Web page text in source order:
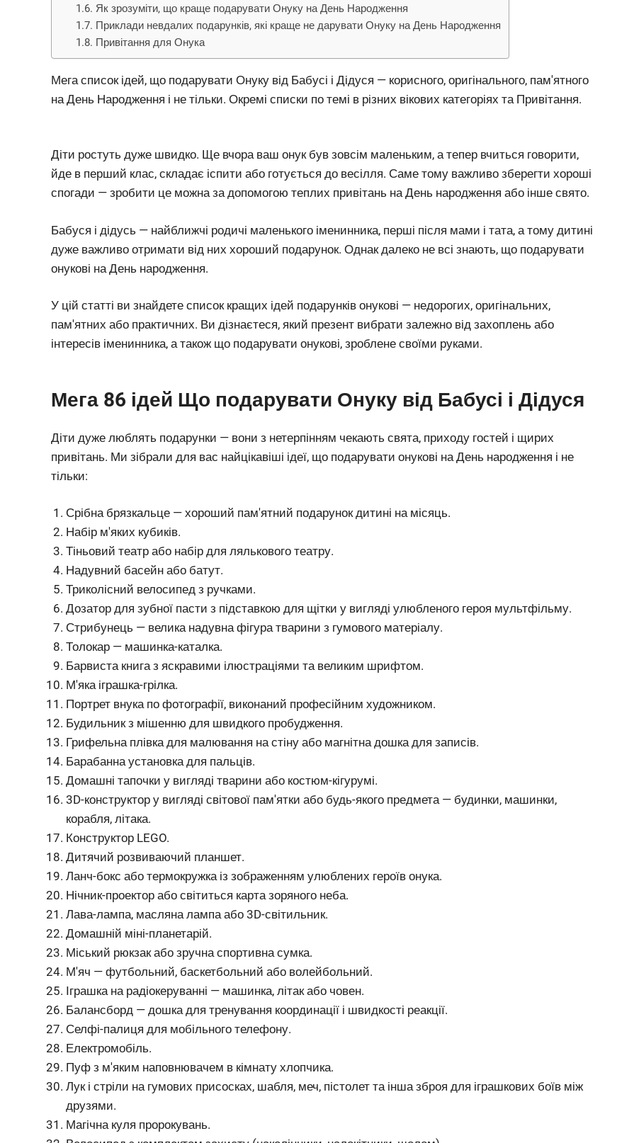
Як зрозуміти, що краще подарувати Онуку на День Народження
Приклади невдалих подарунків, які краще не дарувати Онуку на День Народження
Привітання для Онука
Мега список ідей, що подарувати Онуку від Бабусі і Дідуся — корисного, оригінального, пам'ятного
на День Народження і не тільки. Окремі списки по темі в різних вікових категоріях та Привітання.
Діти ростуть дуже швидко. Ще вчора ваш онук був зовсім маленьким, а тепер вчиться говорити,
йде в перший клас, складає іспити або готується до весілля. Саме тому важливо зберегти хороші
спогади — зробити це можна за допомогою теплих привітань на День народження або інше свято.
Бабуся і дідусь — найближчі родичі маленького іменинника, перші після мами і тата, а тому дитині
дуже важливо отримати від них хороший подарунок. Однак далеко не всі знають, що подарувати
онукові на День народження.
У цій статті ви знайдете список кращих ідей подарунків онукові — недорогих, оригінальних,
пам'ятних або практичних. Ви дізнаєтеся, який презент вибрати залежно від захоплень або
інтересів іменинника, а також що подарувати онукові, зроблене своїми руками.
Мега 86 ідей Що подарувати Онуку від Бабусі і Дідуся
Діти дуже люблять подарунки — вони з нетерпінням чекають свята, приходу гостей і щирих
привітань. Ми зібрали для вас найцікавіші ідеї, що подарувати онукові на День народження і не
тільки:
Срібна брязкальце — хороший пам'ятний подарунок дитині на місяць.
Набір м'яких кубиків.
Тіньовий театр або набір для лялькового театру.
Надувний басейн або батут.
Триколісний велосипед з ручками.
Дозатор для зубної пасти з підставкою для щітки у вигляді улюбленого героя мультфільму.
Стрибунець — велика надувна фігура тварини з гумового матеріалу.
Толокар — машинка-каталка.
Барвиста книга з яскравими ілюстраціями та великим шрифтом.
М'яка іграшка-грілка.
Портрет внука по фотографії, виконаний професійним художником.
Будильник з мішенню для швидкого пробудження.
Грифельна плівка для малювання на стіну або магнітна дошка для записів.
Барабанна установка для пальців.
Домашні тапочки у вигляді тварини або костюм-кігурумі.
3D-конструктор у вигляді світової пам'ятки або будь-якого предмета — будинки, машинки,
корабля, літака.
Конструктор LEGO.
Дитячий розвиваючий планшет.
Ланч-бокс або термокружка із зображенням улюблених героїв онука.
Нічник-проектор або світиться карта зоряного неба.
Лава-лампа, масляна лампа або 3D-світильник.
Домашній міні-планетарій.
Міський рюкзак або зручна спортивна сумка.
М'яч — футбольний, баскетбольний або волейбольний.
Іграшка на радіокеруванні — машинка, літак або човен.
Балансборд — дошка для тренування координації і швидкості реакції.
Селфі-палиця для мобільного телефону.
Електромобіль.
Пуф з м'яким наповнювачем в кімнату хлопчика.
Лук і стріли на гумових присосках, шабля, меч, пістолет та інша зброя для іграшкових боїв між
друзями.
Магічна куля пророкувань.